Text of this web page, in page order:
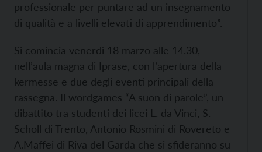
professionale per puntare ad un insegnamento
di qualità e a livelli elevati di apprendimento”.
Si comincia venerdì 18 marzo alle 14.30,
nell’aula magna di Iprase, con l’apertura della
kermesse e due degli eventi principali della
rassegna. Il wordgames “A suon di parole”, un
dibattito tra studenti dei licei L. da Vinci, S.
Scholl di Trento, Antonio Rosmini di Rovereto e
A.Maffei di Riva del Garda che si sfideranno su